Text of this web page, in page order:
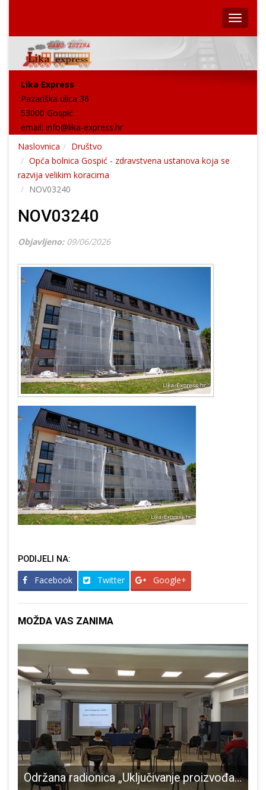
Lika Express
Pazariška ulica 36
53000 Gospić
email: info@lika-express.hr
Naslovnica
Društvo
Opća bolnica Gospić - zdravstvena ustanova koja se
razvija velikim koracima
NOV03240
NOV03240
Objavljeno: 09/06/2026
PODIJELI NA:
Facebook Twitter Google+
MOŽDA VAS ZANIMA
Održana radionica „Uključivanje proizvođača u sustav certifikacije proizvoda Lički škripavac – ZOZP“